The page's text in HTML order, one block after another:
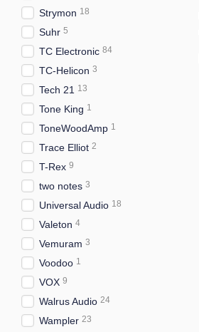
Strymon 18
Suhr 5
TC Electronic 84
TC-Helicon 3
Tech 21 13
Tone King 1
ToneWoodAmp 1
Trace Elliot 2
T-Rex 9
two notes 3
Universal Audio 18
Valeton 4
Vemuram 3
Voodoo 1
VOX 9
Walrus Audio 24
Wampler 23